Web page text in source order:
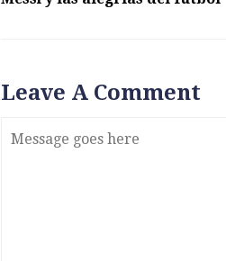
Leave A Comment